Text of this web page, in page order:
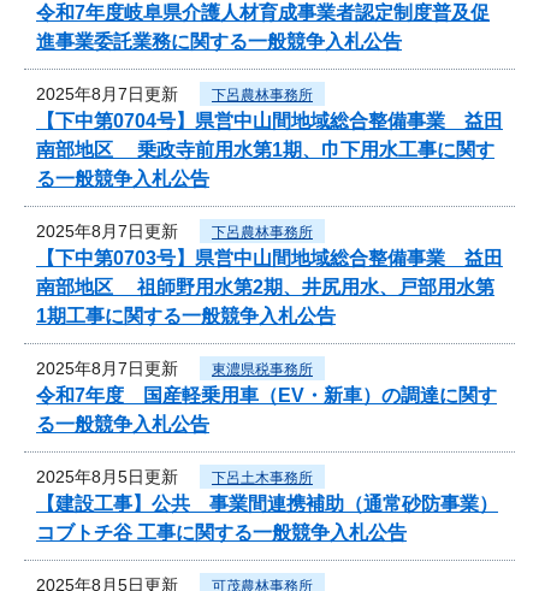
令和7年度岐阜県介護人材育成事業者認定制度普及促
進事業委託業務に関する一般競争入札公告
2025年8月7日更新 下呂農林事務所
【下中第0704号】県営中山間地域総合整備事業 益田
南部地区 乗政寺前用水第1期、巾下用水工事に関す
る一般競争入札公告
2025年8月7日更新 下呂農林事務所
【下中第0703号】県営中山間地域総合整備事業 益田
南部地区 祖師野用水第2期、井尻用水、戸部用水第
1期工事に関する一般競争入札公告
2025年8月7日更新 東濃県税事務所
令和7年度 国産軽乗用車（EV・新車）の調達に関す
る一般競争入札公告
2025年8月5日更新 下呂土木事務所
【建設工事】公共 事業間連携補助（通常砂防事業）
コブトチ谷 工事に関する一般競争入札公告
2025年8月5日更新 可茂農林事務所